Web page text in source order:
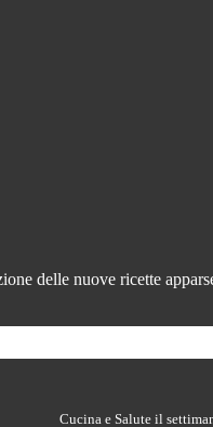
delle nuove ricette
Cucina e Salute il